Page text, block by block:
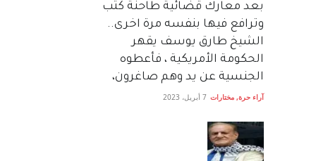
بعد معارك قضائية طاحنة كتب
وترافع فيها بنفسه مرة اخرى..
الشيخ طارق يوسف يقهر
الحكومة الأمريكية ، فأعطوه
الجنسية عن يد وهم صاغرون،
آراء حرة, مختارات 7 أبريل، 2023